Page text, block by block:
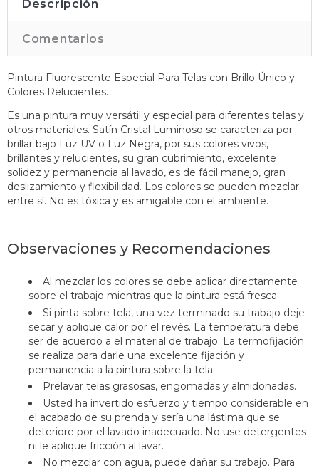
Descripción
Comentarios
Pintura Fluorescente Especial Para Telas con Brillo Único y
Colores Relucientes.
Es una pintura muy versátil y especial para diferentes telas y
otros materiales. Satín Cristal Luminoso se caracteriza por
brillar bajo Luz UV o Luz Negra, por sus colores vivos,
brillantes y relucientes, su gran cubrimiento, excelente
solidez y permanencia al lavado, es de fácil manejo, gran
deslizamiento y flexibilidad. Los colores se pueden mezclar
entre sí. No es tóxica y es amigable con el ambiente.
Observaciones y Recomendaciones
Al mezclar los colores se debe aplicar directamente
sobre el trabajo mientras que la pintura está fresca.
Si pinta sobre tela, una vez terminado su trabajo deje
secar y aplique calor por el revés. La temperatura debe
ser de acuerdo a el material de trabajo. La termofijación
se realiza para darle una excelente fijación y
permanencia a la pintura sobre la tela.
Prelavar telas grasosas, engomadas y almidonadas.
Usted ha invertido esfuerzo y tiempo considerable en
el acabado de su prenda y sería una lástima que se
deteriore por el lavado inadecuado. No use detergentes
ni le aplique fricción al lavar.
No mezclar con agua, puede dañar su trabajo. Para